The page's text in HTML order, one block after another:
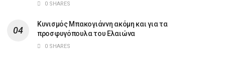
0 SHARES
Κυνισμός Μπακογιάννη ακόμη και για τα
προσφυγόπουλα του Ελαιώνα
0 SHARES